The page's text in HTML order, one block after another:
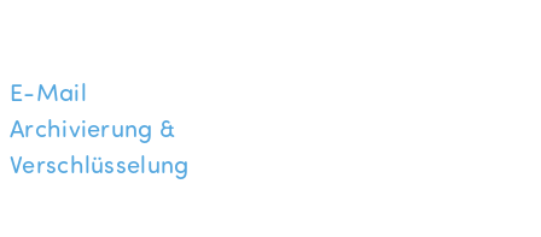
E-Mail
Archivierung &
Verschlüsselung